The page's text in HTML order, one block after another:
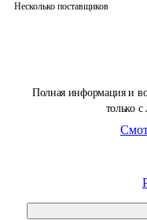
Полная информация и
только
Несколько поставщиков